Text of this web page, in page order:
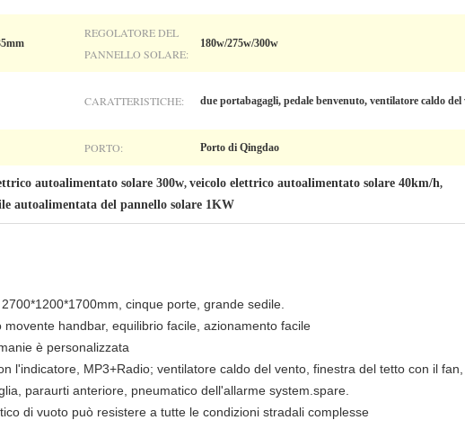
REGOLATORE DEL
PANNELLO SOLARE:
180w/275w/300w
CARATTERISTICHE: due portabagagli, pedale benvenuto, ventilatore caldo del
PORTO: Porto di Qingdao
autoalimentato solare 300w, veicolo elettrico autoalimentato solare 40km/h,
autoalimentata del pannello solare 1KW
cinque porte, grande sedile.
handbar, equilibrio facile, azionamento facile
è personalizzata
l'indicatore, MP3+Radio; ventilatore caldo del vento, finestra del tetto con il
paraurti anteriore, pneumatico dell'allarme system.spare.
di vuoto può resistere a tutte le condizioni stradali complesse